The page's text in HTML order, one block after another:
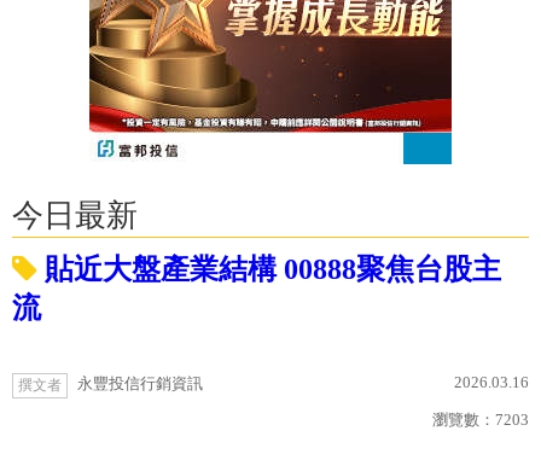
今日最新
貼近大盤產業結構 00888聚焦台股主
流
撰文者 永豐投信行銷資訊 2026.03.16
瀏覽數： 7203